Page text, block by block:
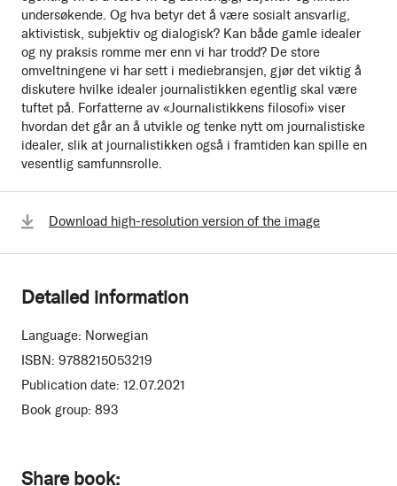
undersøkende. Og hva betyr det å være sosialt ansvarlig,
aktivistisk, subjektiv og dialogisk? Kan både gamle idealer
og ny praksis romme mer enn vi har trodd? De store
omveltningene vi har sett i mediebransjen, gjør det viktig å
diskutere hvilke idealer journalistikken egentlig skal være
tuftet på. Forfatterne av «Journalistikkens filosofi» viser
hvordan det går an å utvikle og tenke nytt om journalistiske
idealer, slik at journalistikken også i framtiden kan spille en
vesentlig samfunnsrolle.
Share book:
Download high-resolution version of the image
Detailed information
Language: Norwegian
ISBN: 9788215053219
Publication date: 12.07.2021
Book group: 893